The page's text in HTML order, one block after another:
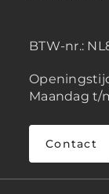
BTW-nr.:
Maandag t/
Contact